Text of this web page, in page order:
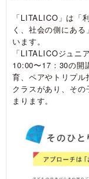
「LITALICO」は「
く、社会の側にあ
います。
「LITALICOジュ
10:00〜17：30の開
育、ペアやトリプ
クラスがあり、そ
まります。